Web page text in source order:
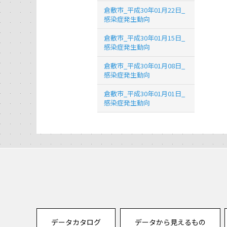
倉敷市_平成30年01月22日_
感染症発生動向
倉敷市_平成30年01月15日_
感染症発生動向
倉敷市_平成30年01月08日_
感染症発生動向
倉敷市_平成30年01月01日_
感染症発生動向
データカタログ データから見えるもの